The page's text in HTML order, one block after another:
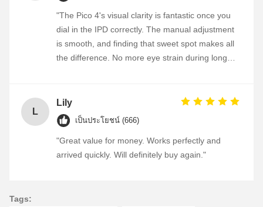
"The Pico 4's visual clarity is fantastic once you
dial in the IPD correctly. The manual adjustment
is smooth, and finding that sweet spot makes all
the difference. No more eye strain during long
fantastic once you dial in the IPD correctly. The
manual adjustment is smooth, and finding that
sweet spot makes all the difference. No more eye
strain during long sessions. Highly recommend
taking the time to set it up properly!""The Pico 4's
L
Lily
เป็นประโยชน์ (666)
"Great value for money. Works perfectly and
arrived quickly. Will definitely buy again."
Tags: